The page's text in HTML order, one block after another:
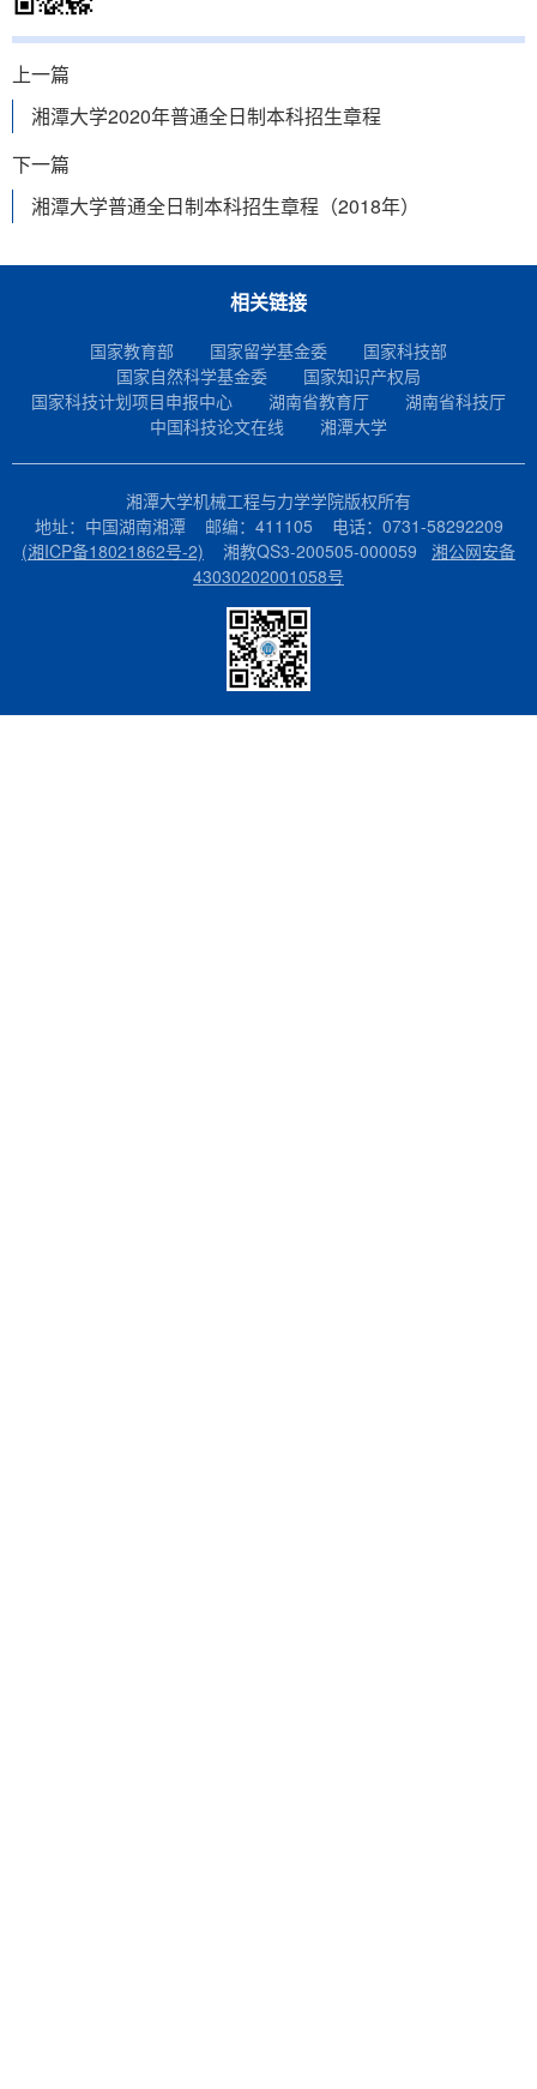
上一篇
湘潭大学2020年普通全日制本科招生章程
下一篇
湘潭大学普通全日制本科招生章程（2018年）
相关链接
国家教育部 国家留学基金委
国家科技部
国家自然科学基金委
国家知识产权局
国家科技计划项目申报中心
湖南省教育厅
湖南省科技厅
中国科技论文在线
湘潭大学
湘潭大学机械工程与力学学院版权所有
地址：中国湖南湘潭 邮编：411105 电话：0731-58292209
(湘ICP备18021862号-2) 湘教QS3-200505-000059 湘公网安备
43030202001058号